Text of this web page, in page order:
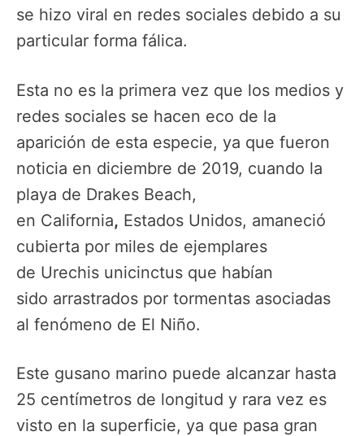
se hizo viral en redes sociales debido a su
particular forma fálica.
Esta no es la primera vez que los medios y
redes sociales se hacen eco de la
aparición de esta especie, ya que fueron
noticia en diciembre de 2019, cuando la
playa de Drakes Beach,
en California, Estados Unidos, amaneció
cubierta por miles de ejemplares
de Urechis unicinctus que habían
sido arrastrados por tormentas asociadas
al fenómeno de El Niño.
Este gusano marino puede alcanzar hasta
25 centímetros de longitud y rara vez es
visto en la superficie, ya que pasa gran